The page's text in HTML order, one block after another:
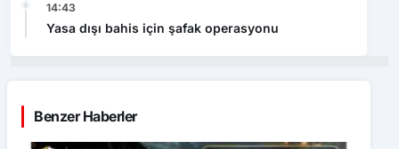
14:43
Yasa dışı bahis için şafak operasyonu
Benzer Haberler